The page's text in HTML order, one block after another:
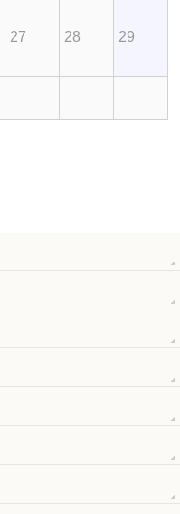
27 28 29